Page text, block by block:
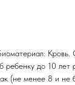
ребенку до 10 лет
(не менее 8 и не